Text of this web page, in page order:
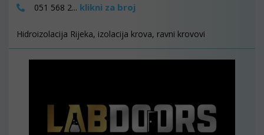
051 568 2... klikni za broj
Hidroizolacija Rijeka, izolacija krova, ravni krovovi